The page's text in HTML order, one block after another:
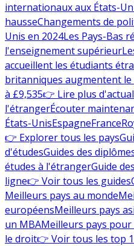
internationaux aux États-
hausseChangements de
Unis en 2024Les Pays-Bas
l'enseignement supérieur
accueillent les étudiants
britanniques augmentent
à £9,535👉 Lire plus
l'étrangerÉcouter
États-UnisEspagneFrance
👉 Explorer tous les pays
d'étudesGuides des
études à l'étrangerGuide
ligne👉 Voir tous les guides
Meilleurs pays au monde
européensMeilleurs pays
un MBAMeilleurs pays pour
le droit👉 Voir tous les top